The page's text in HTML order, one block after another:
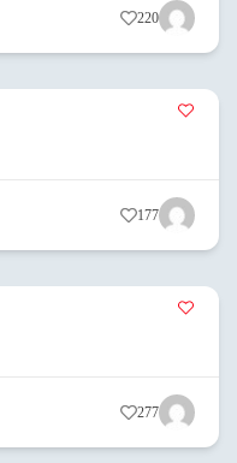
220
177
277